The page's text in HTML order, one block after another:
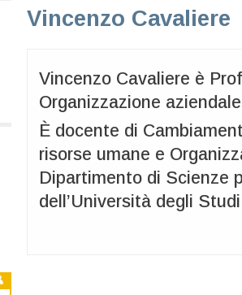
Vincenzo Cavaliere
Vincenzo Cavaliere è
Organizzazione
È docente di
risorse umane e
Dipartimento di Scienze
dell’Università degli